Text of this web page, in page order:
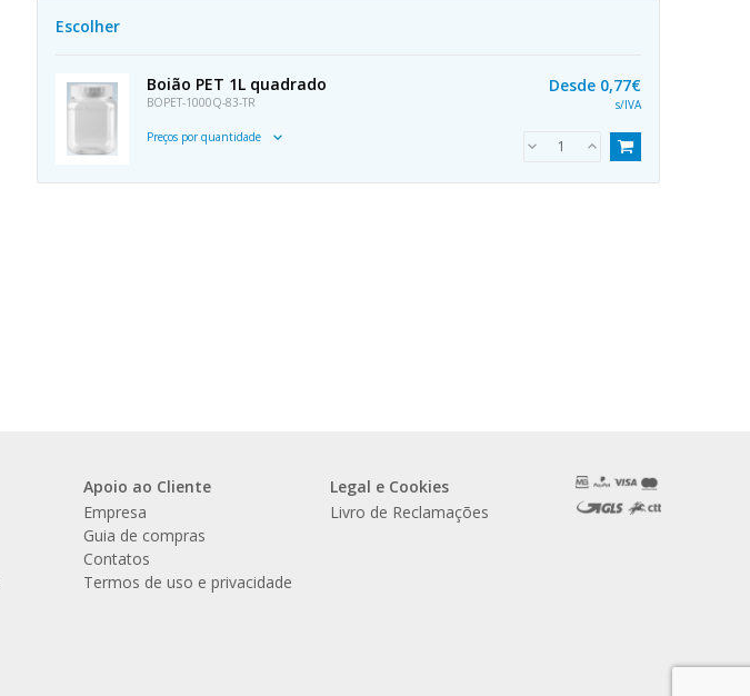
Escolher
Boião PET 1L quadrado
BOPET-1000Q-83-TR
Preços por quantidade
Desde 0,77€
s/IVA
Apoio ao Cliente
Empresa
Guia de compras
Contatos
Termos de uso e privacidade
Legal e Cookies
Livro de Reclamações